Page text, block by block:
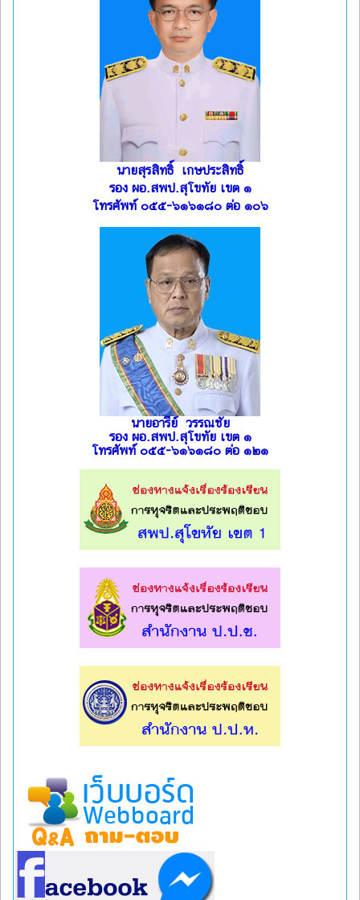
นายสุรสิทธิ์ เกษประสิทธิ์
รอง ผอ.สพป.สุโขทัย เขต ๑
โทรศัพท์ ๐๕๕-๖๑๖๑๘๐ ต่อ ๑๐๖
นายอารีย์ วรรณชัย
รอง ผอ.สพป.สุโขทัย เขต ๑
โทรศัพท์ ๐๕๕-๖๑๖๑๘๐ ต่อ ๑๒๑